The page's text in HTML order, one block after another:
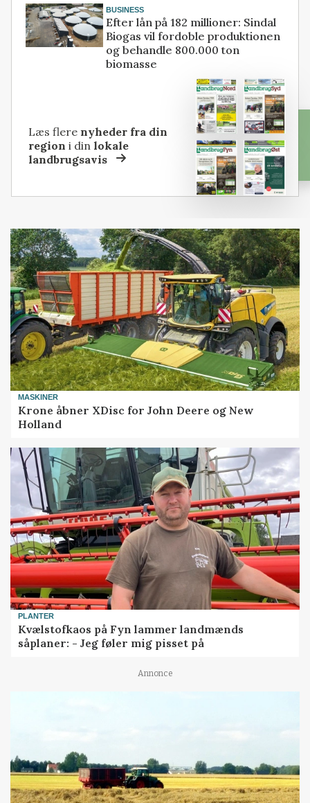
BUSINESS
Efter lån på 182 millioner: Sindal
Biogas vil fordoble produktionen
og behandle 800.000 ton
biomasse
Læs flere nyheder fra din
region i dinlokale
landbrugsavis
MASKINER
Krone åbner XDisc for John Deere og New
Holland
PLANTER
Kvælstofkaos på Fyn lammer landmænds
såplaner: - Jeg føler mig pisset på
Annonce